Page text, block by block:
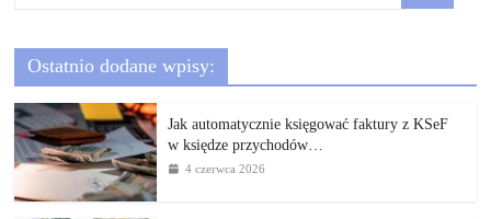
Ostatnio dodane wpisy:
Jak automatycznie księgować faktury z KSeF
w księdze przychodów…
4 czerwca 2026